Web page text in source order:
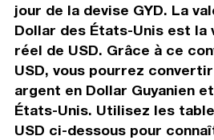
jour de la devise GYD. La
Dollar des États-Unis est la
réel de USD. Grâce à ce
USD, vous pourrez
argent en Dollar Guyanien
États-Unis. Utilisez les
USD ci-dessous pour